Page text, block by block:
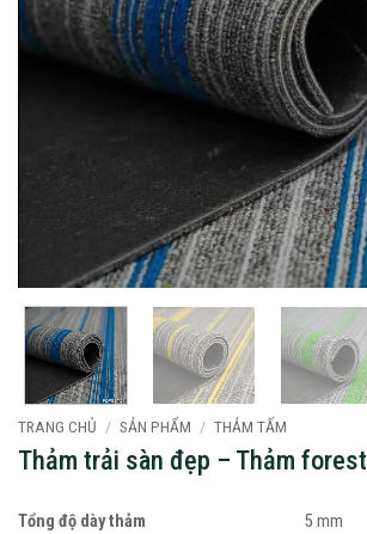
TRANG CHỦ / SẢN PHẨM / THẢM TẤM
Thảm trải sàn đẹp – Thảm forest
Tổng độ dày thảm 5 mm